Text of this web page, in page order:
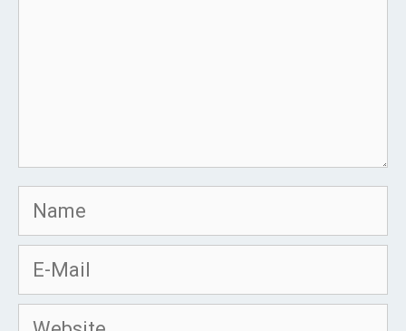
Name
E-
Mail
Website